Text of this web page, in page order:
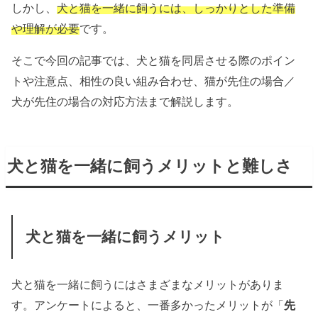
しかし、犬と猫を一緒に飼うには、しっかりとした準備
や理解が必要です。
そこで今回の記事では、犬と猫を同居させる際のポイン
トや注意点、相性の良い組み合わせ、猫が先住の場合／
犬が先住の場合の対応方法まで解説します。
犬と猫を一緒に飼うメリットと難しさ
犬と猫を一緒に飼うメリット
犬と猫を一緒に飼うにはさまざまなメリットがありま
す。アンケートによると、一番多かったメリットが「先